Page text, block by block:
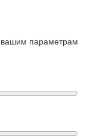
вашим параметрам